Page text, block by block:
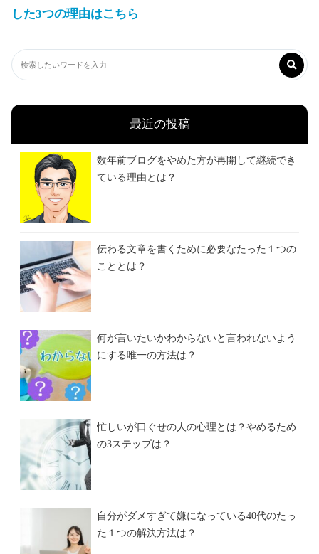
した3つの理由はこちら
最近の投稿
数年前ブログをやめた方が再開して継続でき
ている理由とは？
伝わる文章を書くために必要なたった１つの
こととは？
何が言いたいかわからないと言われないよう
にする唯一の方法は？
忙しいが口ぐせの人の心理とは？やめるため
の3ステップは？
自分がダメすぎて嫌になっている40代のたっ
た１つの解決方法は？